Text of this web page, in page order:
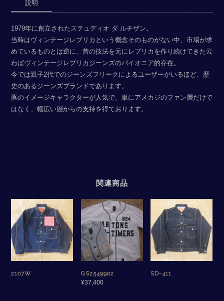
説明
1979年に創立されたステュディオ ダ ルチザン。
当時はヴィンテージレプリカという概念そのものがない中、市場が求
めているものとは逆に、昔の技法を元にレプリカを作り続けてきた云
わばヴィンテージレプリカジーンズのパイオニア的存在。
今では親子2代でのジーンズフリークによるユーザーがいるほど、歴
史のあるジーンズブランドであります。
豚のイメージキャラクターが人気で、単にアメカジのファン層だけで
はなく、幅広い層からの支持を得ております。
関連商品
2107W
GS2549902
¥37,400
SD-411